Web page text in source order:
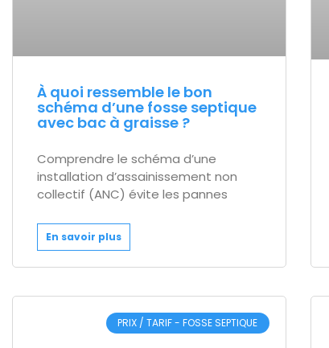
À quoi ressemble le bon
schéma d’une fosse septique
avec bac à graisse ?
Comprendre le schéma d’une
installation d’assainissement non
collectif (ANC) évite les pannes
En savoir plus
PRIX / TARIF - FOSSE SEPTIQUE